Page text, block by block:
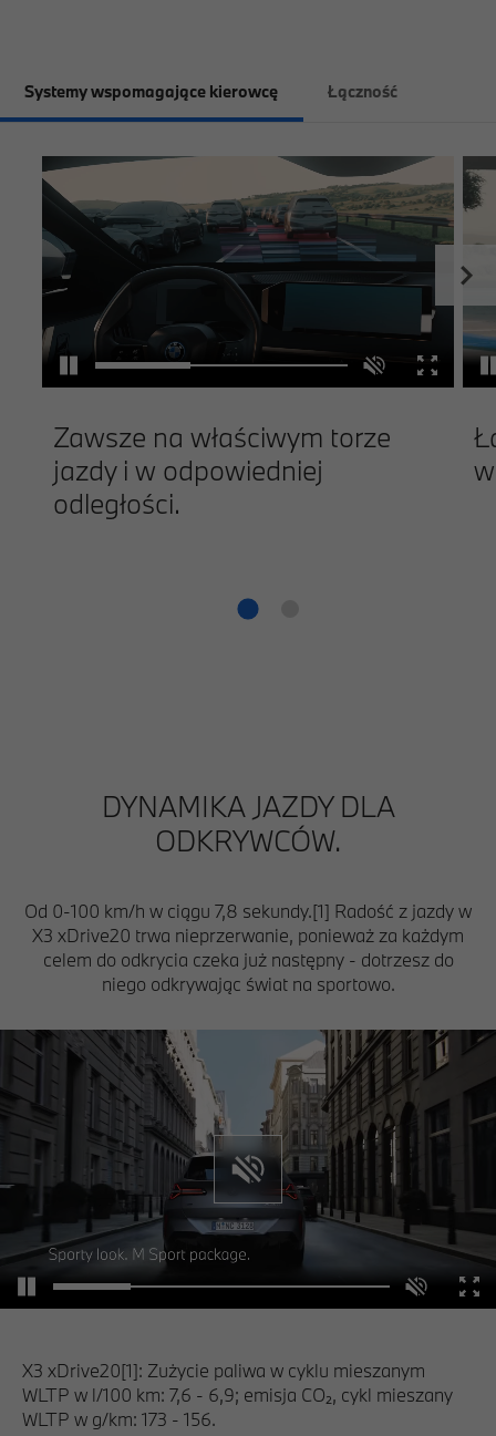
Systemy wspomagające kierowcę Łączność
Zawsze na właściwym torze
jazdy i w odpowiedniej
odległości.
DYNAMIKA JAZDY DLA
ODKRYWCÓW.
Od 0-100 km/h w ciągu 7,8 sekundy.[1] Radość z jazdy w
X3 xDrive20 trwa nieprzerwanie, ponieważ za każdym
celem do odkrycia czeka już następny - dotrzesz do
niego odkrywając świat na sportowo.
X3 xDrive20[1]: Zużycie paliwa w cyklu mieszanym
WLTP w l/100 km: 7,6 - 6,9; emisja CO₂, cykl mieszany
WLTP w g/km: 173 - 156.